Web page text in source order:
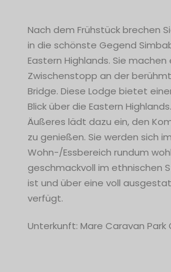
Nach dem Frühstück brechen
in die schönste Gegend
Eastern Highlands. Sie machen
Zwischenstopp an der
Bridge. Diese Lodge bietet
Blick über die Eastern
Äußeres lädt dazu ein, den
zu genießen. Sie werden sich
Wohn-/Essbereich rundum
geschmackvoll im ethnischen
ist und über eine voll
verfügt.
Unterkunft: Mare Caravan